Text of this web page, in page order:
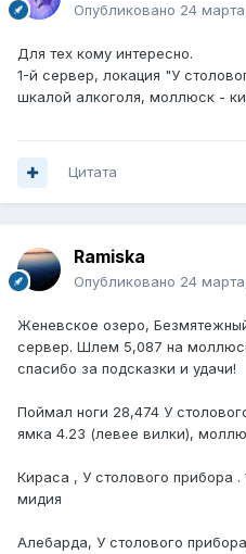
Опубликовано 24
Для тех кому интересно.
1-й сервер, локация "У
шкалой алкоголя, моллюск -
Цитата
Ramiska
Опубликовано 24
Женевское озеро,
сервер. Шлем 5,087 на
спасибо за подсказки и удачи!
Поймал ноги 28,474 У
ямка 4.23 (левее вилки),
Кираса , У столового прибора .
мидия
Алебарда, У столового